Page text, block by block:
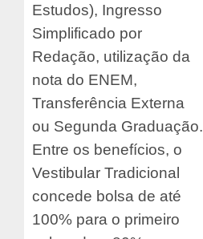
Estudos), Ingresso
Simplificado por
Redação, utilização da
nota do ENEM,
Transferência Externa
ou Segunda Graduação.
Entre os benefícios, o
Vestibular Tradicional
concede bolsa de até
100% para o primeiro